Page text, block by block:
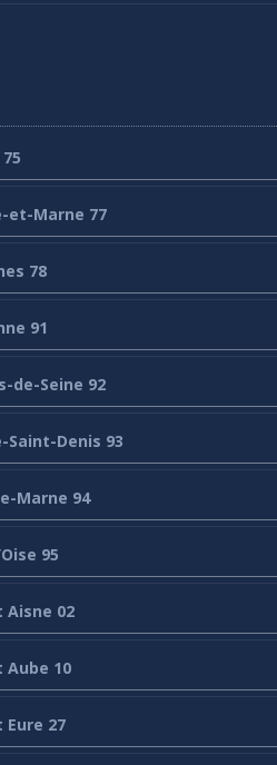
et-Marne 77
78
91
de-Seine 92
Saint-Denis 93
Marne 94
95
02
10
27